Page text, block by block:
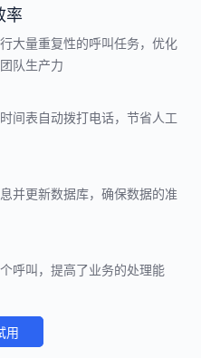
率
大量重复性的呼叫任务，优化
队生产力
间表自动拨打电话，节省人工
并更新数据库，确保数据的准
呼叫，提高了业务的处理能
用